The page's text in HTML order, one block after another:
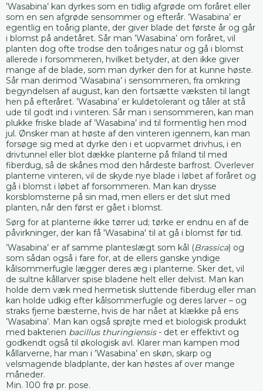
’Wasabina’ kan dyrkes som en tidlig afgrøde om foråret eller
som en sen afgrøde sensommer og efterår. ’Wasabina’ er
egentlig en toårig plante, der giver blade det første år og går
i blomst på andetåret. Sår man ’Wasabina’ om foråret, vil
planten dog ofte trodse den toåriges natur og gå i blomst
allerede i forsommeren, hvilket betyder, at den ikke giver
mange af de blade, som man dyrker den for at kunne høste.
Sår man derimod ’Wasabina’ i sensommeren, fra omkring
begyndelsen af august, kan den fortsætte væksten til langt
hen på efteråret. ’Wasabina’ er kuldetolerant og tåler at stå
ude til godt ind i vinteren. Sår man i sensommeren, kan man
plukke friske blade af ’Wasabina’ ind til formentlig hen mod
jul. Ønsker man at høste af den vinteren igennem, kan man
forsøge sig med at dyrke den i et uopvarmet drivhus, i en
drivtunnel eller blot dække planterne på friland til med
fiberdug, så de skånes mod den hårdeste barfrost. Overlever
planterne vinteren, vil de skyde nye blade i løbet af foråret og
gå i blomst i løbet af forsommeren. Man kan drysse
korsblomsterne på sin mad, men ellers er det slut med
planten, når den først er gået i blomst.
Sørg for at planterne ikke tørrer ud; tørke er endnu en af de
påvirkninger, der kan få 'Wasabina' til at gå i blomst før tid.
’Wasabina’ er af samme planteslægt som kål (Brassica) og
som sådan også i fare for, at de ellers ganske yndige
kålsommerfugle lægger deres æg i planterne. Sker det, vil
de sultne kållarver spise bladene helt eller delvist. Man kan
holde dem væk med hermetisk sluttende fiberdug eller man
kan holde udkig efter kålsommerfugle og deres larver – og
straks fjerne bæsterne, hvis de har nået at klække på ens
’Wasabina’. Man kan også sprøjte med et biologisk produkt
med bakterien bacillus thuringiensis- det er effektivt og
godkendt også til økologisk avl. Klarer man kampen mod
kållarverne, har man i ’Wasabina’ en skøn, skarp og
velsmagende bladplante, der kan høstes af over mange
måneder.
Min. 100 frø pr. pose.